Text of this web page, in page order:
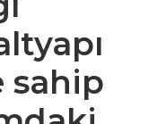
sahip